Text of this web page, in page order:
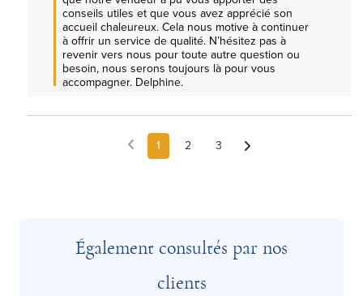
conseils utiles et que vous avez apprécié son
accueil chaleureux. Cela nous motive à continuer
à offrir un service de qualité. N’hésitez pas à
revenir vers nous pour toute autre question ou
besoin, nous serons toujours là pour vous
accompagner. Delphine.
1 2 3
Également consultés par nos
clients